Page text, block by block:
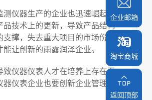
仪器生产的企业也迅速崛起。
技术上的更新，导致产品结构
撑，失去重大项目的市场份
让创新的雨露润泽企业。
仪器仪表人才在培养上存在严
仪表企业也要创新企业管理制
企业邮箱
淘宝商城
淘宝商城
返回顶部
返回顶部